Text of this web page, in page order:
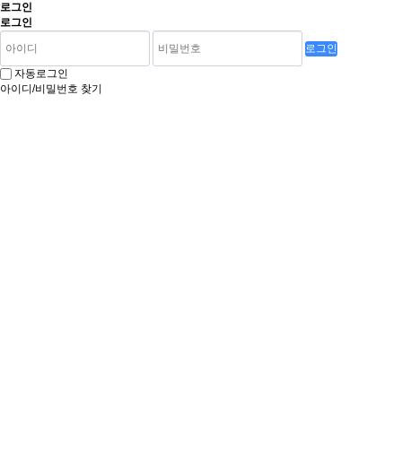
로그인
로그인
로그인
자동로그인
아이디/비밀번호 찾기